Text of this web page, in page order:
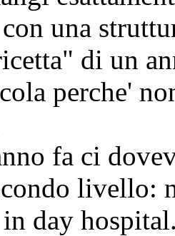
una
di un
perche'
fa ci
livello:
day